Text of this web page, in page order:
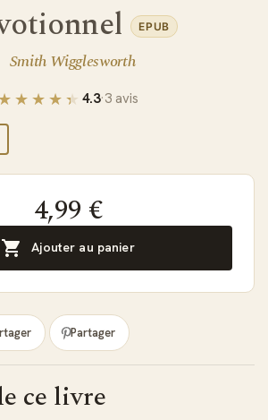
EPUB
Smith Wigglesworth
4.3·3 avis
4,99 €
 Ajouter au panier
Partager
ce livre